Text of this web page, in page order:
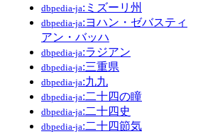
dbpedia-ja:ミズーリ州
dbpedia-ja:ヨハン・ゼバスティ
アン・バッハ
dbpedia-ja:ラジアン
dbpedia-ja:三重県
dbpedia-ja:九九
dbpedia-ja:二十四の瞳
dbpedia-ja:二十四史
dbpedia-ja:二十四節気